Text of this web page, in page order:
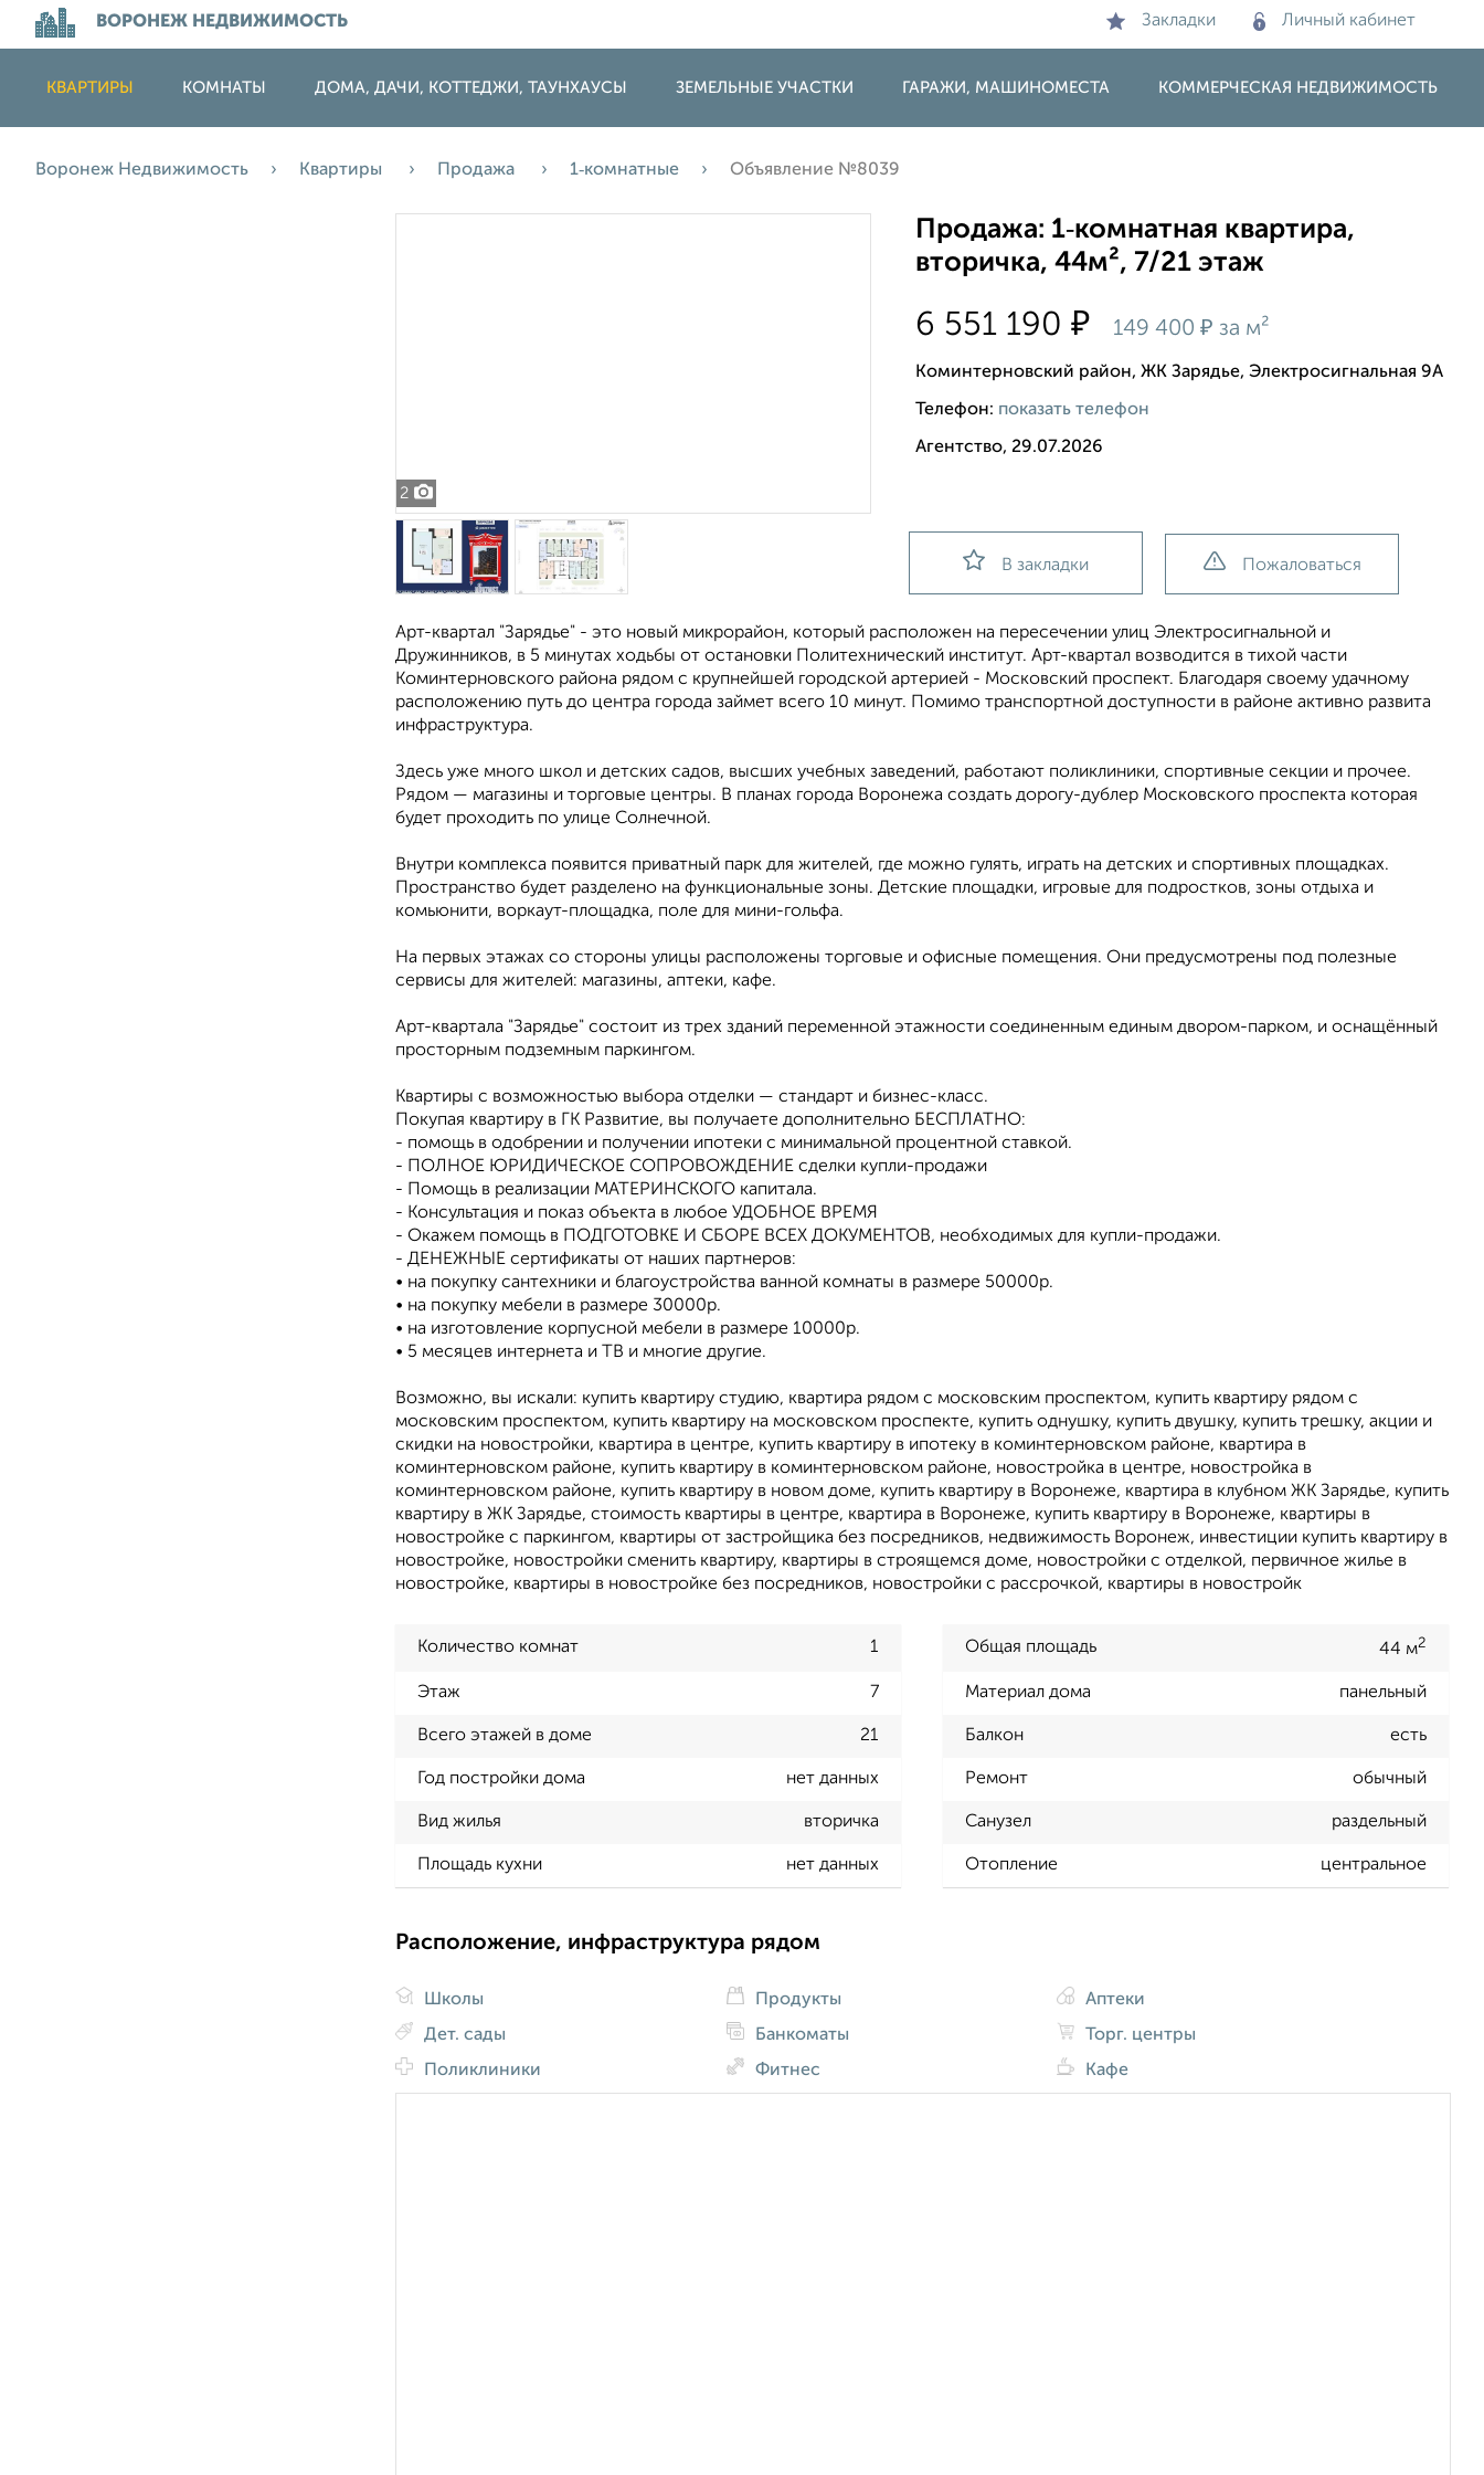
ВОРОНЕЖ НЕДВИЖИМОСТЬ Закладки Личный кабинет
КВАРТИРЫ КОМНАТЫ ДОМА, ДАЧИ, КОТТЕДЖИ, ТАУНХАУСЫ ЗЕМЕЛЬНЫЕ УЧАСТКИ ГАРАЖИ, МАШИНОМЕСТА КОММЕРЧЕСКАЯ НЕДВИЖИМОСТЬ
Воронеж Недвижимость Квартиры Продажа 1‑комнатные Объявление №8039
2
Продажа: 1‑комнатная квартира,
вторичка, 44м², 7/21 этаж
6 551 190₽ 149 400₽ за м²
Коминтерновский район, ЖК Зарядье, Электросигнальная 9А
Телефон: показать телефон
Агентство, 29.07.2026
В закладки Пожаловаться
Арт-квартал "Зарядье" - это новый микрорайон, который расположен на пересечении улиц Электросигнальной и
Дружинников, в 5 минутах ходьбы от остановки Политехнический институт. Арт-квартал возводится в тихой части
Коминтерновского района рядом с крупнейшей городской артерией - Московский проспект. Благодаря своему удачному
расположению путь до центра города займет всего 10 минут. Помимо транспортной доступности в районе активно развита
инфраструктура.
Здесь уже много школ и детских садов, высших учебных заведений, работают поликлиники, спортивные секции и прочее.
Рядом — магазины и торговые центры. В планах города Воронежа создать дорогу-дублер Московского проспекта которая
будет проходить по улице Солнечной.
Внутри комплекса появится приватный парк для жителей, где можно гулять, играть на детских и спортивных площадках.
Пространство будет разделено на функциональные зоны. Детские площадки, игровые для подростков, зоны отдыха и
комьюнити, воркаут-площадка, поле для мини-гольфа.
На первых этажах со стороны улицы расположены торговые и офисные помещения. Они предусмотрены под полезные
сервисы для жителей: магазины, аптеки, кафе.
Арт-квартала "Зарядье" состоит из трех зданий переменной этажности соединенным единым двором-парком, и оснащённый
просторным подземным паркингом.
Квартиры с возможностью выбора отделки — стандарт и бизнес-класс.
Покупая квартиру в ГК Развитие, вы получаете дополнительно БЕСПЛАТНО:
- помощь в одобрении и получении ипотеки с минимальной процентной ставкой.
- ПОЛНОЕ ЮРИДИЧЕСКОЕ СОПРОВОЖДЕНИЕ сделки купли-продажи
- Помощь в реализации МАТЕРИНСКОГО капитала.
- Консультация и показ объекта в любое УДОБНОЕ ВРЕМЯ
- Окажем помощь в ПОДГОТОВКЕ И СБОРЕ ВСЕХ ДОКУМЕНТОВ, необходимых для купли-продажи.
- ДЕНЕЖНЫЕ сертификаты от наших партнеров:
• на покупку сантехники и благоустройства ванной комнаты в размере 50000р.
• на покупку мебели в размере 30000р.
• на изготовление корпусной мебели в размере 10000р.
• 5 месяцев интернета и ТВ и многие другие.
Возможно, вы искали: купить квартиру студию, квартира рядом с московским проспектом, купить квартиру рядом с
московским проспектом, купить квартиру на московском проспекте, купить однушку, купить двушку, купить трешку, акции и
скидки на новостройки, квартира в центре, купить квартиру в ипотеку в коминтерновском районе, квартира в
коминтерновском районе, купить квартиру в коминтерновском районе, новостройка в центре, новостройка в
коминтерновском районе, купить квартиру в новом доме, купить квартиру в Воронеже, квартира в клубном ЖК Зарядье, купить
квартиру в ЖК Зарядье, стоимость квартиры в центре, квартира в Воронеже, купить квартиру в Воронеже, квартиры в
новостройке с паркингом, квартиры от застройщика без посредников, недвижимость Воронеж, инвестиции купить квартиру в
новостройке, новостройки сменить квартиру, квартиры в строящемся доме, новостройки с отделкой, первичное жилье в
новостройке, квартиры в новостройке без посредников, новостройки с рассрочкой, квартиры в новостройк
Количество комнат 1 Общая площадь 44 м2
Этаж 7 Материал дома панельный
Всего этажей в доме 21 Балкон есть
Год постройки дома нет данных Ремонт обычный
Вид жилья вторичка Санузел раздельный
Площадь кухни нет данных Отопление центральное
Расположение, инфраструктура рядом
Школы
Дет. сады
Поликлиники
Продукты
Банкоматы
Фитнес
Аптеки
Торг. центры
Кафе